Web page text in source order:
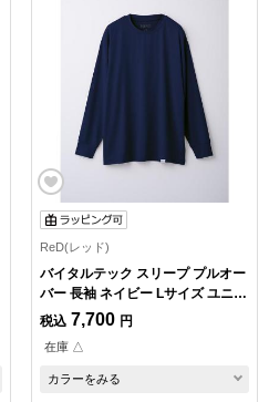
ReD(レッド)
バイタルテック スリープ プルオー
バー 長袖 ネイビー Lサイズ ユニセ
ックス
税込 7,700 円
在庫 △
カラーをみる